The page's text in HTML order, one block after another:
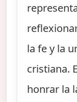
la fe y la
cristiana.
honrar la